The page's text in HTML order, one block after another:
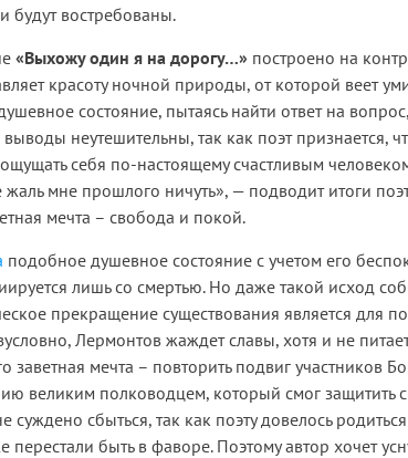
будут востребованы.
«Выхожу один я на дорогу…» построено на
красоту ночной природы, от которой веет
состояние, пытаясь найти ответ на
выводы неутешительны, так как поэт признается,
себя по-настоящему счастливым
жаль мне прошлого ничуть», — подводит итоги
мечта – свобода и покой.
подобное душевное состояние с учетом его
лишь со смертью. Но даже такой исход
прекращение существования является для
Лермонтов жаждет славы, хотя и не
заветная мечта – повторить подвиг участников
великим полководцем, который смог защитить
суждено сбыться, так как поэту довелось
перестали быть в фаворе. Поэтому автор хочет